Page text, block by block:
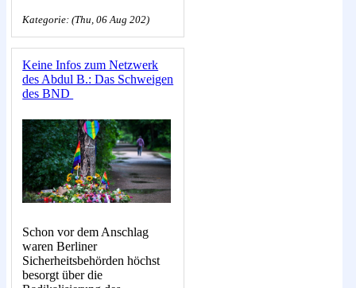
Kategorie: (Thu, 06 Aug 202)
Keine Infos zum Netzwerk
des Abdul B.: Das Schweigen
des BND
Schon vor dem Anschlag
waren Berliner
Sicherheitsbehörden höchst
besorgt über die